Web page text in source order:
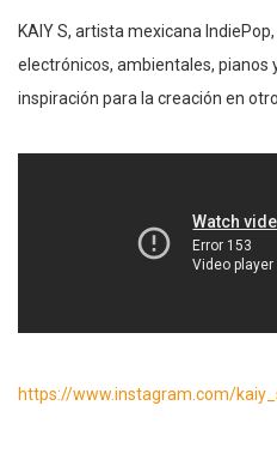
KAIY S, artista mexicana
electrónicos, ambientales, pianos
inspiración para la creación en
https://www.instagram.com/